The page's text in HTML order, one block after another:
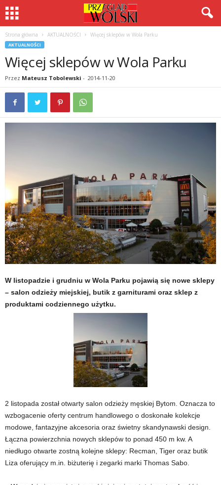
Strona główna AKTUALNOŚCI Więcej sklepów w Wola Parku
AKTUALNOŚCI
Więcej sklepów w Wola Parku
Przez Mateusz Tobolewski - 2014-11-20
W listopadzie i grudniu w Wola Parku pojawią się nowe sklepy
– salon odzieży miejskiej, butik z garniturami oraz sklep z
produktami codziennego użytku.
2 listopada został otwarty salon odzieży męskiej Bytom. Oznacza to
wzbogacenie oferty centrum handlowego o doskonałe kolekcje
modowe, fantazyjne akcesoria oraz świetny skandynawski design.
Łączna powierzchnia nowych sklepów to ponad 450 m kw. A
niedługo otwarte zostną kolejne sklepy: Recman, Tiger oraz butik
Liza oferujący m.in. biżuterię i zegarki marki Thomas Sabo.